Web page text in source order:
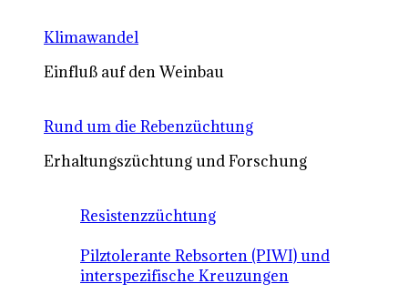
Klimawandel
Einfluß auf den Weinbau
Rund um die Rebenzüchtung
Erhaltungszüchtung und Forschung
Resistenzzüchtung
Pilztolerante Rebsorten (PIWI) und
interspezifische Kreuzungen